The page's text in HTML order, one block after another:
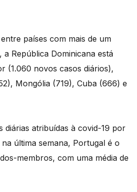
países com mais de um
a República Dominicana está
(1.060 novos casos diários),
Mongólia (719), Cuba (666) e
diárias atribuídas à covid-19 por
última semana, Portugal é o
membros, com uma média de